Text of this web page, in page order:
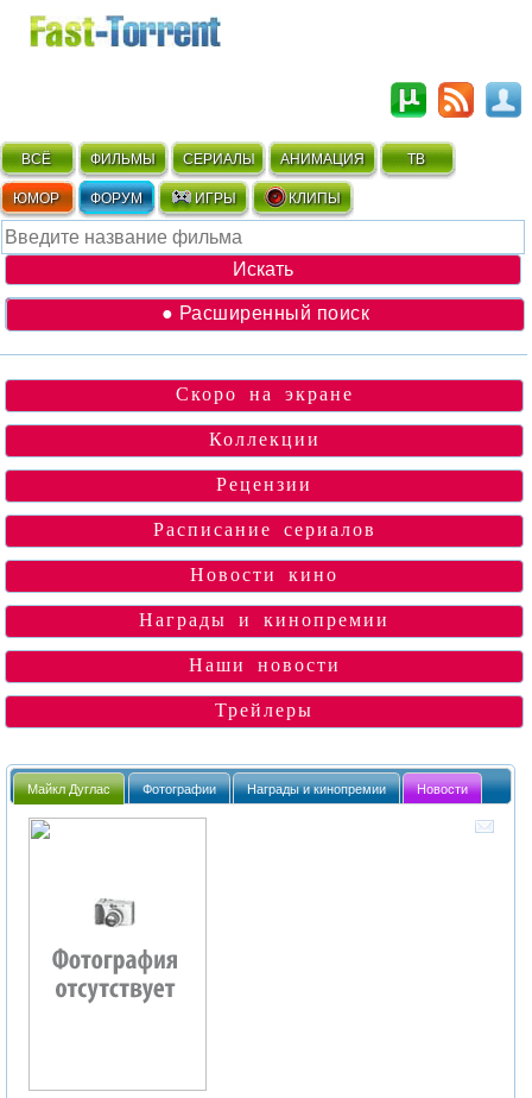
ВСЁ ФИЛЬМЫ СЕРИАЛЫ АНИМАЦИЯ ТВ
ЮМОР ФОРУМ ИГРЫ КЛИПЫ
● Расширенный поиск
Скоро на экране
Коллекции
Рецензии
Расписание сериалов
Новости кино
Награды и кинопремии
Наши новости
Трейлеры
Майкл Дуглас Фотографии Награды и кинопремии Новости